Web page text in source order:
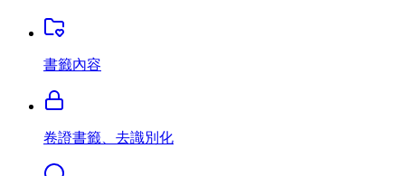
書籤內容
卷證書籤、去識別化